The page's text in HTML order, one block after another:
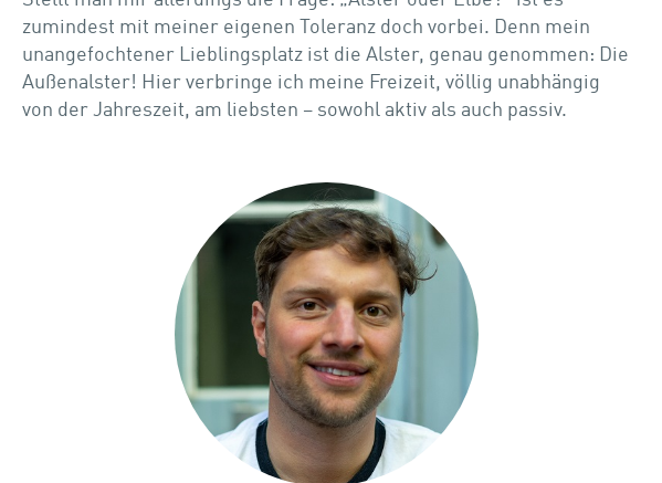
zumindest mit meiner eigenen Toleranz doch vorbei. Denn mein
unangefochtener Lieblingsplatz ist die Alster, genau genommen: Die
Außenalster! Hier verbringe ich meine Freizeit, völlig unabhängig
von der Jahreszeit, am liebsten – sowohl aktiv als auch passiv.